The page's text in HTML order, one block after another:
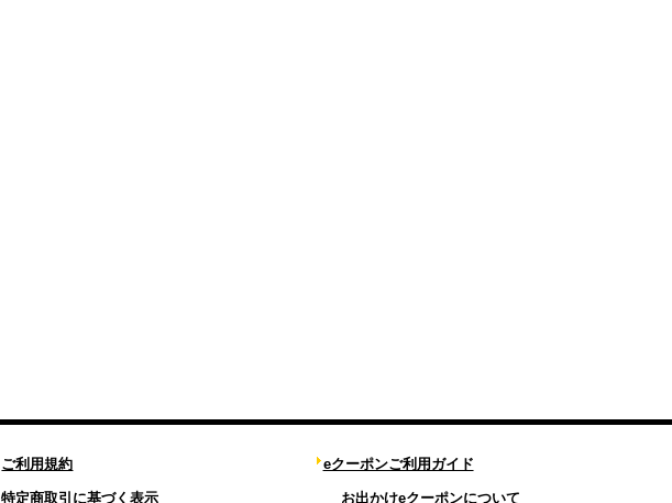
ご利用規約
特定商取引に基づく表示
eクーポンご利用ガイド
お出かけeクーポンについて